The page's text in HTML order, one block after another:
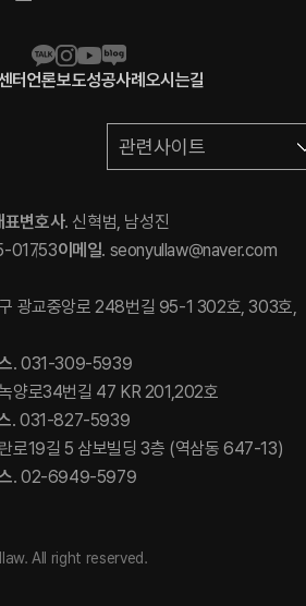
터언론보도성공사례 오시는길
관련사이트
표변호사. 신혁범, 남성진
01753이메일. seonyullaw@naver.com
광교중앙로 248번길 95-1 302호, 303호,
. 031-309-5939
양로34번길 47 KR 201,202호
. 031-827-5939
로19길 5 삼보빌딩 3층 (역삼동 647-13)
. 02-6949-5979
All right reserved.